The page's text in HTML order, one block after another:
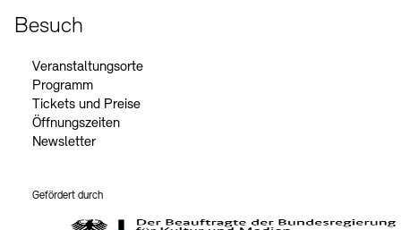
Besuch
Veranstaltungsorte
Programm
Tickets und Preise
Öffnungszeiten
Newsletter
Gefördert durch